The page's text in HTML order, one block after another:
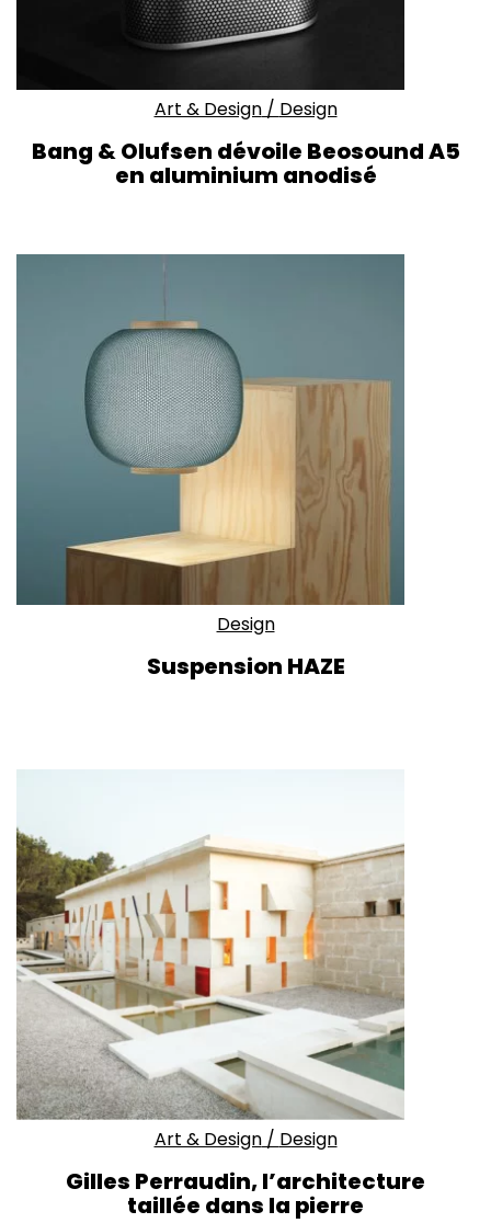
Art & Design/ Design
Bang & Olufsen dévoile Beosound A5
en aluminium anodisé
Design
Suspension HAZE
Art & Design/ Design
Gilles Perraudin, l’architecture
taillée dans la pierre